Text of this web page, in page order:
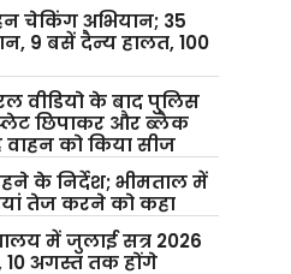
चेकिंग अभियान; 35
9 बसें दैन्य हालत, 100
वीडियो के बाद पुलिस
प्लेट छिपाकर और ब्लैक
को किया सीज
के निर्देश; भीमताल में
तेज करने को कहा
में जुलाई सत्र 2026
10 अगस्त तक होंगे